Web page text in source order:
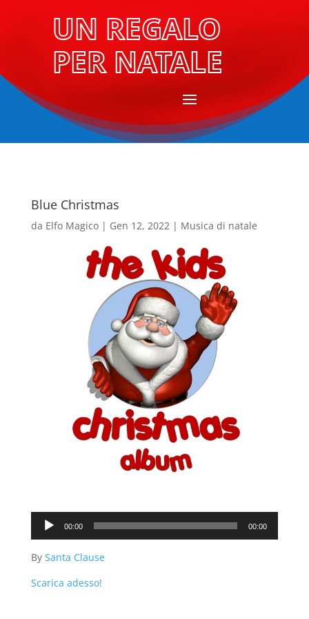
UN REGALO
PER NATALE
Blue Christmas
da Elfo Magico| Gen 12, 2022| Musica di natale
Audio
Player
00:00 00:00
By Santa Clause
Scarica adesso!